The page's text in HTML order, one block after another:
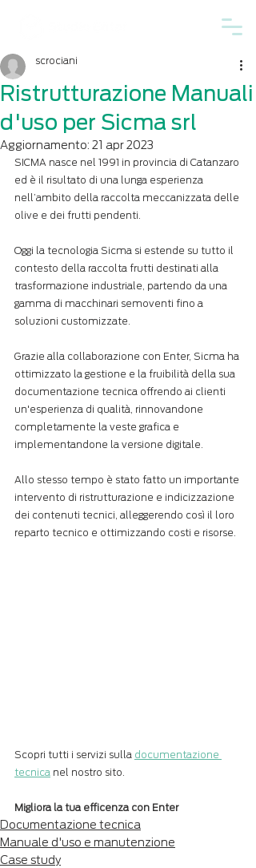
Ristrutturazione Manuali
d'uso per Sicma srl
scrociani
Aggiornamento: 21 apr 2023
SICMA nasce nel 1991 in provincia di Catanzaro
ed è il risultato di una lunga esperienza
nell’ambito della raccolta meccanizzata delle
olive e dei frutti pendenti.
Oggi la tecnologia Sicma si estende su tutto il
contesto della raccolta frutti destinati alla
trasformazione industriale, partendo da una
gamma di macchinari semoventi fino a
soluzioni customizzate.
Grazie alla collaborazione con Enter, Sicma ha
ottimizzato la gestione e la fruibilità della sua
documentazione tecnica offrendo ai clienti
un'esperienza di qualità, rinnovandone
completamente la veste grafica e
implementandone la versione digitale.
Allo stesso tempo è stato fatto un importante
intervento di ristrutturazione e indicizzazione
dei contenuti tecnici, alleggerendo così il loro
reparto tecnico e ottimizzando costi e risorse.
Scopri tutti i servizi sulla documentazione
tecnica nel nostro sito.
Migliora la tua efficenza con Enter
Documentazione tecnica
Manuale d'uso e manutenzione
Case study